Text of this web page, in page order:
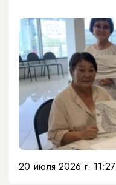
20 июля 2026 г. 11:27